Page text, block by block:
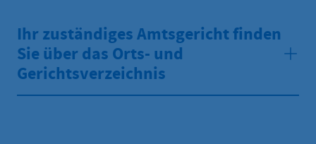
Ihr zuständiges Amtsgericht finden
Sie über das Orts- und
Gerichtsverzeichnis